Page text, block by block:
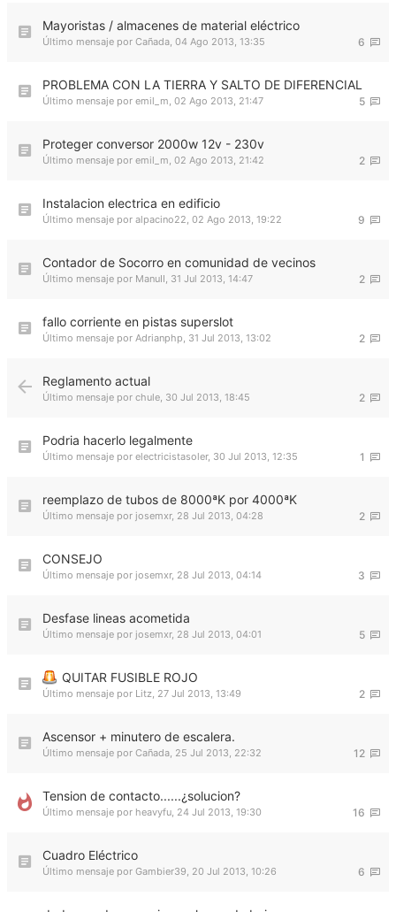
Mayoristas / almacenes de material eléctrico
6
Último mensaje por Cañada, 04 Ago 2013, 13:35
PROBLEMA CON LA TIERRA Y SALTO DE DIFERENCIAL
5
Último mensaje por emil_m, 02 Ago 2013, 21:47
Proteger conversor 2000w 12v - 230v
2
Último mensaje por emil_m, 02 Ago 2013, 21:42
Instalacion electrica en edificio
9
Último mensaje por alpacino22, 02 Ago 2013, 19:22
Contador de Socorro en comunidad de vecinos
2
Último mensaje por ManuII, 31 Jul 2013, 14:47
fallo corriente en pistas superslot
2
Último mensaje por Adrianphp, 31 Jul 2013, 13:02
Reglamento actual
2
Último mensaje por chule, 30 Jul 2013, 18:45
Podria hacerlo legalmente
1
Último mensaje por electricistasoler, 30 Jul 2013, 12:35
reemplazo de tubos de 8000ªK por 4000ªK
2
Último mensaje por josemxr, 28 Jul 2013, 04:28
CONSEJO
3
Último mensaje por josemxr, 28 Jul 2013, 04:14
Desfase lineas acometida
5
Último mensaje por josemxr, 28 Jul 2013, 04:01
QUITAR FUSIBLE ROJO
2
Último mensaje por Litz, 27 Jul 2013, 13:49
Ascensor + minutero de escalera.
12
Último mensaje por Cañada, 25 Jul 2013, 22:32
Tension de contacto......¿solucion?
16
Último mensaje por heavyfu, 24 Jul 2013, 19:30
Cuadro Eléctrico
6
Último mensaje por Gambier39, 20 Jul 2013, 10:26